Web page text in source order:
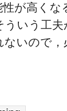
が高く
いう工
いので